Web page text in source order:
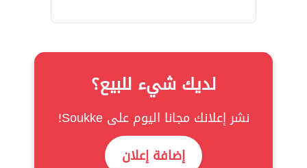
لديك شيء للبيع؟
نشر إعلانك مجانا اليوم على Soukke!
إضافة إعلان